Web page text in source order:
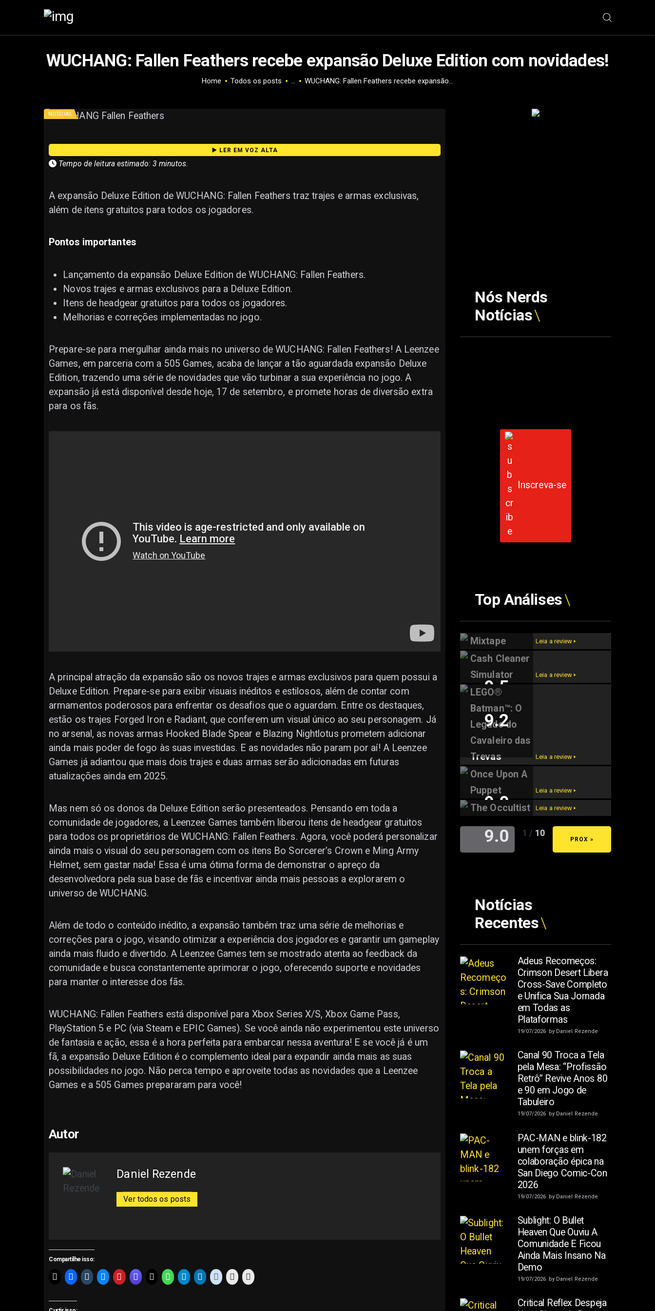
WUCHANG: Fallen Feathers recebe expansão Deluxe Edition com novidades!
Home Todos os posts ... WUCHANG: Fallen Feathers recebe expansão...
NOTÍCIAS
▶️ LER EM VOZ ALTA
Tempo de leitura estimado: 3 minutos.
A expansão Deluxe Edition de WUCHANG: Fallen Feathers traz trajes e armas exclusivas,
além de itens gratuitos para todos os jogadores.
Pontos importantes
Lançamento da expansão Deluxe Edition de WUCHANG: Fallen Feathers.
Novos trajes e armas exclusivos para a Deluxe Edition.
Itens de headgear gratuitos para todos os jogadores.
Melhorias e correções implementadas no jogo.
Prepare-se para mergulhar ainda mais no universo de WUCHANG: Fallen Feathers! A Leenzee
Games, em parceria com a 505 Games, acaba de lançar a tão aguardada expansão Deluxe
Edition, trazendo uma série de novidades que vão turbinar a sua experiência no jogo. A
expansão já está disponível desde hoje, 17 de setembro, e promete horas de diversão extra
para os fãs.
A principal atração da expansão são os novos trajes e armas exclusivos para quem possui a
Deluxe Edition. Prepare-se para exibir visuais inéditos e estilosos, além de contar com
armamentos poderosos para enfrentar os desafios que o aguardam. Entre os destaques,
estão os trajes Forged Iron e Radiant, que conferem um visual único ao seu personagem. Já
no arsenal, as novas armas Hooked Blade Spear e Blazing Nightlotus prometem adicionar
ainda mais poder de fogo às suas investidas. E as novidades não param por aí! A Leenzee
Games já adiantou que mais dois trajes e duas armas serão adicionadas em futuras
atualizações ainda em 2025.
Mas nem só os donos da Deluxe Edition serão presenteados. Pensando em toda a
comunidade de jogadores, a Leenzee Games também liberou itens de headgear gratuitos
para todos os proprietários de WUCHANG: Fallen Feathers. Agora, você poderá personalizar
ainda mais o visual do seu personagem com os itens Bo Sorcerer’s Crown e Ming Army
Helmet, sem gastar nada! Essa é uma ótima forma de demonstrar o apreço da
desenvolvedora pela sua base de fãs e incentivar ainda mais pessoas a explorarem o
universo de WUCHANG.
Além de todo o conteúdo inédito, a expansão também traz uma série de melhorias e
correções para o jogo, visando otimizar a experiência dos jogadores e garantir um gameplay
ainda mais fluido e divertido. A Leenzee Games tem se mostrado atenta ao feedback da
comunidade e busca constantemente aprimorar o jogo, oferecendo suporte e novidades
para manter o interesse dos fãs.
WUCHANG: Fallen Feathers está disponível para Xbox Series X/S, Xbox Game Pass,
PlayStation 5 e PC (via Steam e EPIC Games). Se você ainda não experimentou este universo
de fantasia e ação, essa é a hora perfeita para embarcar nessa aventura! E se você já é um
fã, a expansão Deluxe Edition é o complemento ideal para expandir ainda mais as suas
possibilidades no jogo. Não perca tempo e aproveite todas as novidades que a Leenzee
Games e a 505 Games prepararam para você!
Autor
Daniel Rezende
Ver todos os posts
Compartilhe isso:
Nós Nerds
Notícias
Inscreva-se
Top Análises
Mixtape
9.6
Leia a review 🢒
Cash Cleaner
Simulator
9.5
Leia a review 🢒
LEGO®
Batman™: O
Legado do
Cavaleiro das
Trevas
9.2
Leia a review 🢒
Once Upon A
Puppet
9.0
Leia a review 🢒
The Occultist
9.0
Leia a review 🢒
« ANT
1 / 10
PROX »
Notícias
Recentes
Adeus Recomeços:
Crimson Desert Libera
Cross-Save Completo
e Unifica Sua Jornada
em Todas as
Plataformas
19/07/2026 by Daniel Rezende
Canal 90 Troca a Tela
pela Mesa: “Profissão
Retrô” Revive Anos 80
e 90 em Jogo de
Tabuleiro
19/07/2026 by Daniel Rezende
PAC-MAN e blink-182
unem forças em
colaboração épica na
San Diego Comic-Con
2026
19/07/2026 by Daniel Rezende
Sublight: O Bullet
Heaven Que Ouviu A
Comunidade E Ficou
Ainda Mais Insano Na
Demo
19/07/2026 by Daniel Rezende
Critical Reflex Despeja